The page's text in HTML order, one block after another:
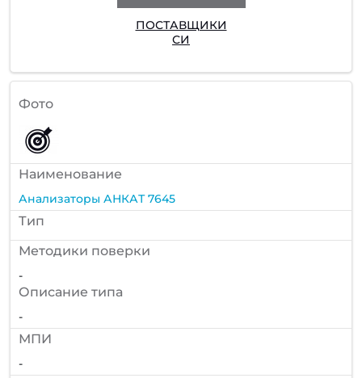
ПОСТАВЩИКИ
СИ
Фото
Наименование
Анализаторы АНКАТ 7645
Тип
Методики поверки
-
Описание типа
-
МПИ
-